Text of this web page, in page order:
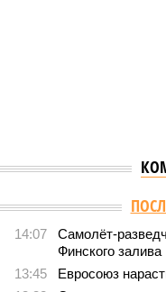
Версия //Конфликт // В
«Сказочного леса»
компании Capital Group
«Станция